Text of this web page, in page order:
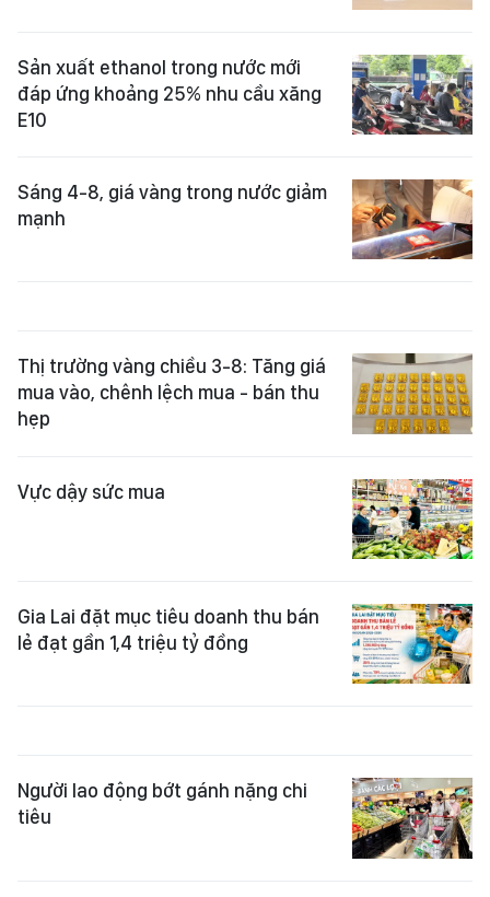
Sản xuất ethanol trong nước mới
đáp ứng khoảng 25% nhu cầu xăng
E10
Sáng 4-8, giá vàng trong nước giảm
mạnh
Thị trường vàng chiều 3-8: Tăng giá
mua vào, chênh lệch mua - bán thu
hẹp
Vực dậy sức mua
Gia Lai đặt mục tiêu doanh thu bán
lẻ đạt gần 1,4 triệu tỷ đồng
Người lao động bớt gánh nặng chi
tiêu